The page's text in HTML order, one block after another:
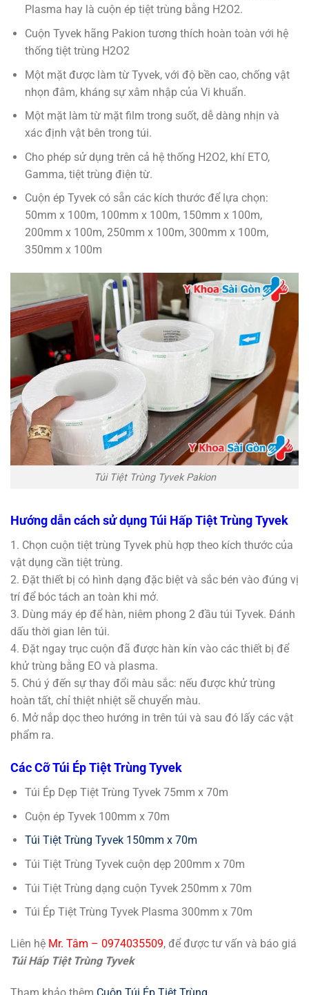
Plasma hay là cuộn ép tiệt trùng bằng H2O2.
Cuộn Tyvek hãng Pakion tương thích hoàn toàn với hệ
thống tiệt trùng H2O2
Một mặt được làm từ Tyvek, với độ bền cao, chống vật
nhọn đâm, kháng sự xâm nhập của Vi khuẩn.
Một mặt làm từ mặt film trong suốt, dễ dàng nhịn và
xác định vật bên trong túi.
Cho phép sử dụng trên cả hệ thống H2O2, khí ETO,
Gamma, tiệt trùng điện từ.
Cuộn ép Tyvek có sẵn các kích thước để lựa chọn:
50mm x 100m, 100mm x 100m, 150mm x 100m,
200mm x 100m, 250mm x 100m, 300mm x 100m,
350mm x 100m
Túi Tiệt Trùng Tyvek Pakion
Hướng dẫn cách sử dụng Túi Hấp Tiệt Trùng Tyvek
1. Chọn cuộn tiệt trùng Tyvek phù hợp theo kích thước của
vật dụng cần tiệt trùng.
2. Đặt thiết bị có hình dạng đặc biệt và sắc bén vào đúng vị
trí để bóc tách an toàn khi mở.
3. Dùng máy ép để hàn, niêm phong 2 đầu túi Tyvek. Đánh
dấu thời gian lên túi.
4. Đặt ngay trục cuộn đã được hàn kín vào các thiết bị để
khử trùng bằng EO và plasma.
5. Chú ý đến sự thay đổi màu sắc: nếu được khử trùng
hoàn tất, chỉ thiệt nhiệt sẽ chuyển màu.
6. Mở nắp dọc theo hướng in trên túi và sau đó lấy các vật
phẩm ra.
Các Cỡ Túi Ép Tiệt Trùng Tyvek
Túi Ép Dẹp Tiệt Trùng Tyvek 75mm x 70m
Cuộn ép Tyvek 100mm x 70m
Túi Tiệt Trùng Tyvek 150mm x 70m
Túi Tiệt Trùng Tyvek cuộn dẹp 200mm x 70m
Túi Tiệt Trùng dạng cuộn Tyvek 250mm x 70m
Túi Ép Tiệt Trùng Tyvek Plasma 300mm x 70m
Liên hệ Mr. Tâm – 0974035509, để được tư vấn và báo giá
Túi Hấp Tiệt Trùng Tyvek